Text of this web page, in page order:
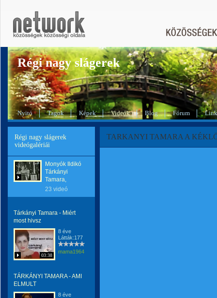
Régi nagy slágerek
Nyitó Tagok Képek Videók Blog Fórum
Régi nagy slágerek
videógalériái
Monyók Ildikó
Tárkányi
Tamara,
23 videó
Tárkányi Tamara - Miért
most hivsz
03:38
8 éve
Látták:177
mama1964
TÁRKÁNYI TAMARA - AMI
ELMULT
8 éve
TARKANYI TAMARA A